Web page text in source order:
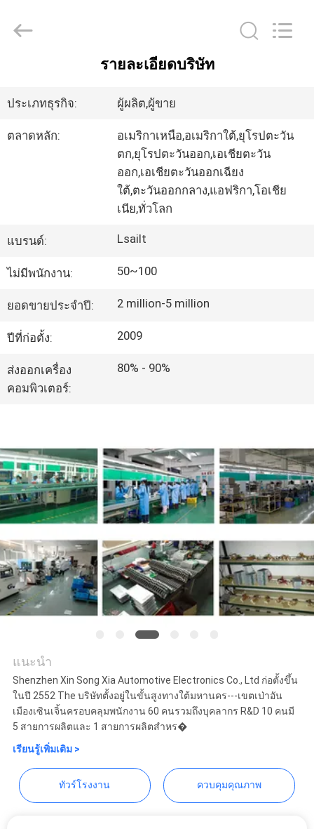
สินค้า
เกี่ยว
กับ
เรา
โรงงาน
ควบคุม
คุณภาพ
ติดต่อ
เรา
ข่าว
คดี
แผนผัง
เว็บไซต์
PRIVACY
Automobile
Electron
รายละเอียดบริษัท
ประเภทธุรกิจ: ผู้ผลิต,ผู้ขาย
ตลาดหลัก:
อเมริกาเหนือ,อเมริกาใต้,ยุโรปตะวัน
ตก,ยุโรปตะวันออก,เอเชียตะวัน
ออก,เอเชียตะวันออกเฉียง
ใต้,ตะวันออกกลาง,แอฟริกา,โอเชีย
เนีย,ทั่วโลก
แบรนด์: Lsailt
ไม่มีพนักงาน: 50~100
ยอดขายประจำปี: 2 million-5 million
ปีที่ก่อตั้ง: 2009
ส่งออกเครื่อง
คอมพิวเตอร์:
80% - 90%
Shenzhen Xinsongxia
Automobile Electron Co.,Ltd
แนะนำ
Shenzhen Xin Song Xia Automotive Electronics Co., Ltd ก่อตั้งขึ้น
ในปี 2552 The บริษัทตั้งอยู่ในขั้นสูงทางใต้มหานคร---เขตเป่าอัน
เมืองเซินเจิ้นครอบคลุมพนักงาน 60 คนรวมถึงบุคลากร R&D 10 คนมี
5 สายการผลิตและ 1 สายการผลิตสำหร�
เรียนรู้เพิ่มเติม >
ทัวร์โรงงาน ควบคุมคุณภาพ